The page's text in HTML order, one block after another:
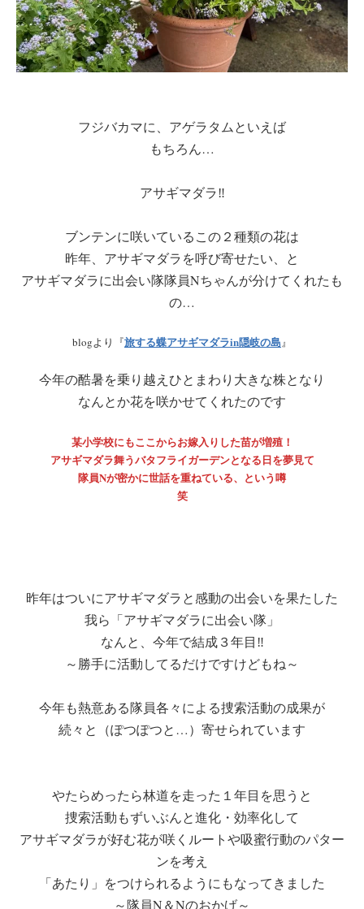
フジバカマに、アゲラタムといえば
もちろん…
アサギマダラ‼
ブンテンに咲いているこの２種類の花は
昨年、アサギマダラを呼び寄せたい、と
アサギマダラに出会い隊隊員Nちゃんが分けてくれたも
の…
blogより『旅する蝶アサギマダラin隠岐の島』
今年の酷暑を乗り越えひとまわり大きな株となり
なんとか花を咲かせてくれたのです
某小学校にもここからお嫁入りした苗が増殖！
アサギマダラ舞うバタフライガーデンとなる日を夢見て
隊員Nが密かに世話を重ねている、という噂
笑
昨年はついにアサギマダラと感動の出会いを果たした
我ら「アサギマダラに出会い隊」
なんと、今年で結成３年目‼
～勝手に活動してるだけですけどもね～
今年も熱意ある隊員各々による捜索活動の成果が
続々と（ぽつぽつと…）寄せられています
やたらめったら林道を走った１年目を思うと
捜索活動もずいぶんと進化・効率化して
アサギマダラが好む花が咲くルートや吸蜜行動のパター
ンを考え
「あたり」をつけられるようにもなってきました
～隊員N＆Nのおかげ～